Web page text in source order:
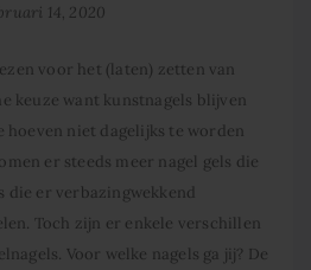
14, 2020
voor het (laten) zetten van
keuze want kunstnagels blijven
hoeven niet dagelijks te worden
er steeds meer nagel gels die
die er verbazingwekkend
Toch zijn er enkele verschillen
Voor welke nagels ga jij? De